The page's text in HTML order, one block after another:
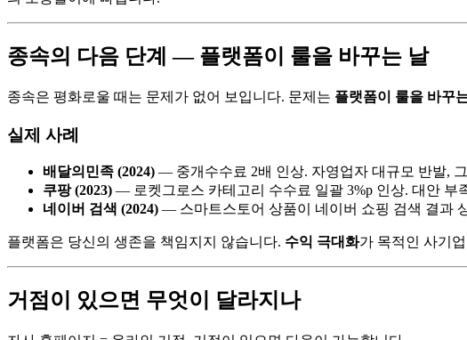
종속의 다음 단계 — 플랫폼이 룰을 바꾸는 날
종속은 평화로울 때는 문제가 없어 보입니다. 문제는 플랫폼이 룰을 바꾸
실제 사례
배달의민족 (2024) — 중개수수료 2배 인상. 자영업자 대규모 반발,
쿠팡 (2023) — 로켓그로스 카테고리 수수료 일괄 3%p 인상. 대안 부
네이버 검색 (2024) — 스마트스토어 상품이 네이버 쇼핑 검색 결과
플랫폼은 당신의 생존을 책임지지 않습니다. 수익 극대화가 목적인 사기
거점이 있으면 무엇이 달라지나